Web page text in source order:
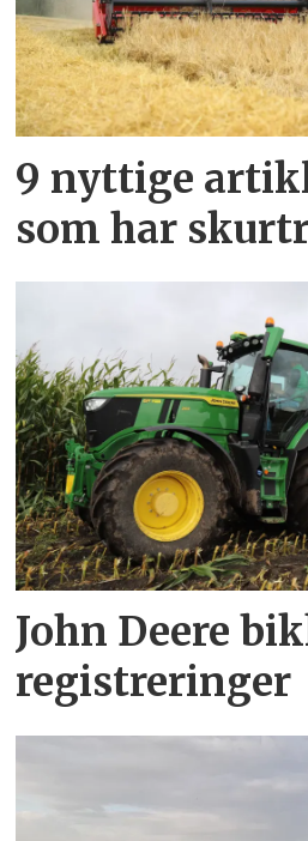
9 nyttige
som har
John Deere
registreringer